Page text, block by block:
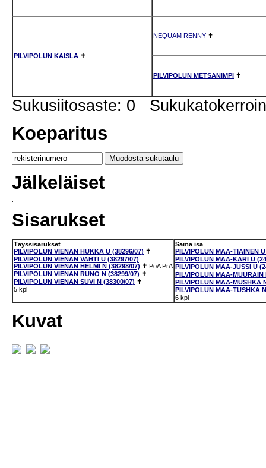
PILVIPOLUN KAISLA ✝
NEQUAM RENNY ✝
PILVIPOLUN METSÄNIMPI ✝
Sukusiitosaste: 0
Koeparitus
Jälkeläiset
Sisarukset
Täyssisarukset
PILVIPOLUN VIENAN HUKKA U (38296/07) ✝
PILVIPOLUN VIENAN VAHTI U (38297/07)
PILVIPOLUN VIENAN HELMI N (38298/07) ✝ PoA PrA
PILVIPOLUN VIENAN RUNO N (38299/07) ✝
PILVIPOLUN VIENAN SUVI N (38300/07) ✝
5 kpl
Sama isä
PILVIPOLUN MAA-TIAINEN
PILVIPOLUN MAA-KARI U
PILVIPOLUN MAA-JUSSI U
PILVIPOLUN MAA-MUURAIN
PILVIPOLUN MAA-MUSHKA
PILVIPOLUN MAA-TUSHKA
6 kpl
Kuvat